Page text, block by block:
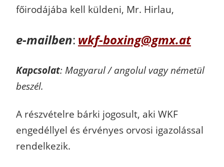
főirodájába kell küldeni, Mr. Hirlau,
e-mailben: wkf-boxing@gmx.at
Kapcsolat: Magyarul / angolul vagy németül
beszél.
A részvételre bárki jogosult, aki WKF
engedéllyel és érvényes orvosi igazolással
rendelkezik.